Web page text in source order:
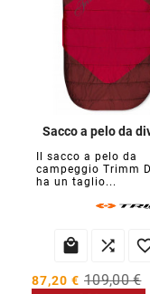
Sacco a pelo da
Il sacco a pelo da
campeggio Trimm
ha un taglio...
 
87,20 € 109,00 €